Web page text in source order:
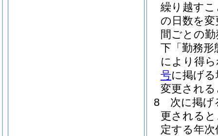
繰り越す
の日数を
間ごとの
下「勤務形
により得
号に掲げ
変更され
8
次に掲げ
更される
定する年